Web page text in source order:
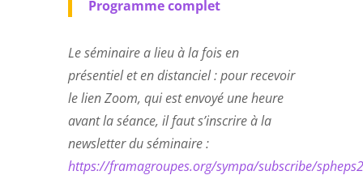
Programme complet
Le séminaire a lieu à la fois en
présentiel et en distanciel : pour recevoir
le lien Zoom, qui est envoyé une heure
avant la séance, il faut s’inscrire à la
newsletter du séminaire :
https://framagroupes.org/sympa/subscribe/spheps2